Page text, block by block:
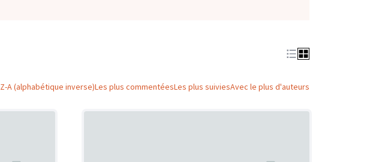
Z-A (alphabétique inverse)Les plus commentéesLes plus suiviesAvec le plus d'auteurs